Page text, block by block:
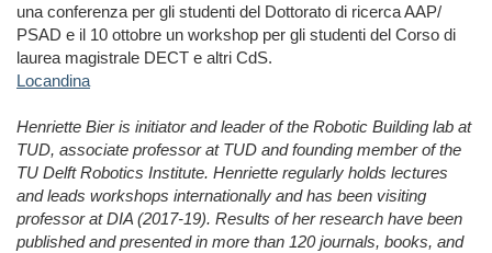
una conferenza per gli studenti del Dottorato di ricerca AAP/
PSAD e il 10 ottobre un workshop per gli studenti del Corso di
laurea magistrale DECT e altri CdS.
Locandina
Henriette Bier is initiator and leader of the Robotic Building lab at
TUD, associate professor at TUD and founding member of the
TU Delft Robotics Institute. Henriette regularly holds lectures
and leads workshops internationally and has been visiting
professorat DIA (2017-19). Results of her research have been
published and presented in more than 120 journals, books, and